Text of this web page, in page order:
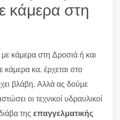
κάμερα στη
κάμερα στη Δροσιά ή και
κάμερα κα. έρχεται στο
βλάβη. Αλλά ας δούμε
οι τεχνικοί υδραυλικοί
της επαγγελματικής